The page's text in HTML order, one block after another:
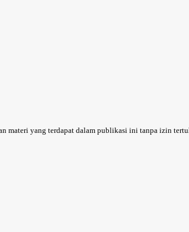
materi yang terdapat dalam publikasi ini tanpa izin